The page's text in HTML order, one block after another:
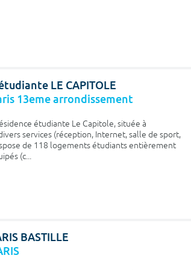
LE CAPITOLE
13eme arrondissement
étudiante Le Capitole, située à
services (réception, Internet, salle de sport,
de 118 logements étudiants entièrement
(c...
BASTILLE